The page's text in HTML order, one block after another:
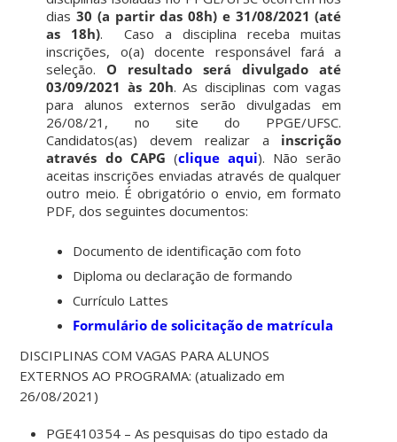
dias30 (a partir das 08h) e 31/08/2021 (até
as 18h). Caso a disciplina receba muitas
inscrições, o(a) docente responsável fará a
seleção. O resultado será divulgado até
03/09/2021 às 20h. As disciplinas com vagas
para alunos externos serão divulgadas em
26/08/21, no site do PPGE/UFSC.
Candidatos(as) devem realizar a inscrição
através do CAPG (clique aqui). Não serão
aceitas inscrições enviadas através de qualquer
outro meio. É obrigatório o envio, em formato
PDF, dos seguintes documentos:
Documento de identificação com foto
Diploma ou declaração de formando
Currículo Lattes
Formulário de solicitação de matrícula
DISCIPLINAS COM VAGAS PARA ALUNOS
EXTERNOS AO PROGRAMA: (atualizado em
26/08/2021)
PGE410354 – As pesquisas do tipo estado da